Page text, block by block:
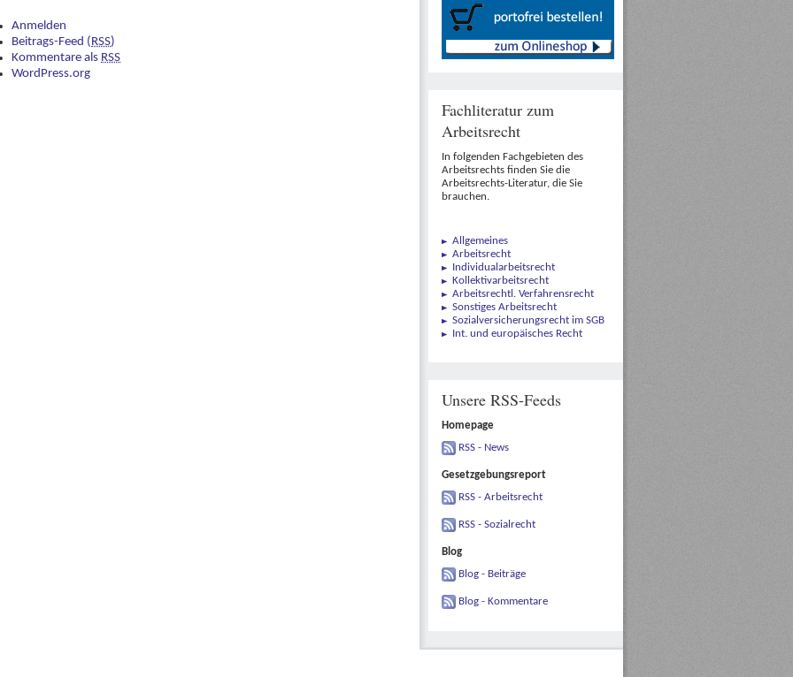
Anmelden
Beitrags-Feed (RSS)
Kommentare als RSS
WordPress.org
Fachliteratur zum
Arbeitsrecht
In folgenden Fachgebieten des
Arbeitsrechts finden Sie die
Arbeitsrechts-Literatur, die Sie
brauchen.
Allgemeines
Arbeitsrecht
Individualarbeitsrecht
Kollektivarbeitsrecht
Arbeitsrechtl. Verfahrensrecht
Sonstiges Arbeitsrecht
Sozialversicherungsrecht im SGB
Int. und europäisches Recht
Unsere RSS-Feeds
Homepage
RSS - News
Gesetzgebungsreport
RSS - Arbeitsrecht
RSS - Sozialrecht
Blog
Blog - Beiträge
Blog - Kommentare